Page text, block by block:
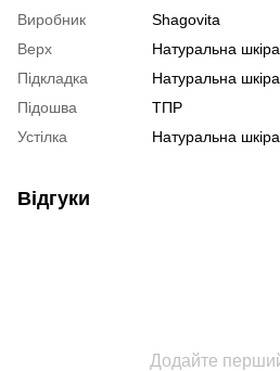
Виробник
Shagovita
Верх
Натуральна шкіра
Підкладка
Натуральна шкіра
Підошва
ТПР
Устілка
Натуральна шкіра
Відгуки
Додайте